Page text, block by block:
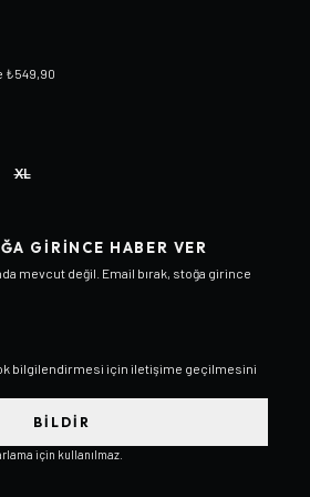
₺549,90
XL
GIRINCE HABER VER
mevcut değil. Email bırak, stoğa girince
bilgilendirmesi için iletişime geçilmesini
BILDIR
için kullanılmaz.